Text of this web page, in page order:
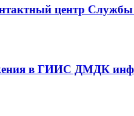
центр
в ГИИС ДМДК